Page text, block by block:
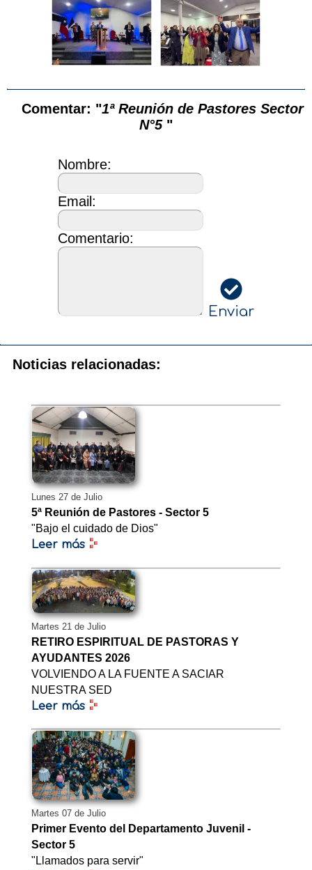
Comentar: "1ª Reunión de Pastores Sector
N°5 "
Nombre:
Email:
Comentario:
Enviar
Noticias relacionadas:
Lunes 27 de Julio
5ª Reunión de Pastores - Sector 5
"Bajo el cuidado de Dios"
Leer más
Martes 21 de Julio
RETIRO ESPIRITUAL DE PASTORAS Y
AYUDANTES 2026
VOLVIENDO A LA FUENTE A SACIAR
NUESTRA SED
Leer más
Martes 07 de Julio
Primer Evento del Departamento Juvenil -
Sector 5
"Llamados para servir"